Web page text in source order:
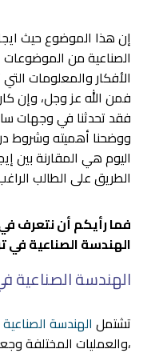
إن هذا الموضوع حيث
الصناعية من الموضوعات
الأفكار والمعلومات
فمن الله عز وجل، وإن
فقد تحدثنا في وجهات
ووضحنا أهميته وشروط
اليوم هي المقارنة بين
الطريق على الطالب
فما رأيكم أن نتعرف
الهندسة الصناعية في
الهندسة الصناعية
تشتمل الهندسة الصناعية
،والعمليات المختلفة